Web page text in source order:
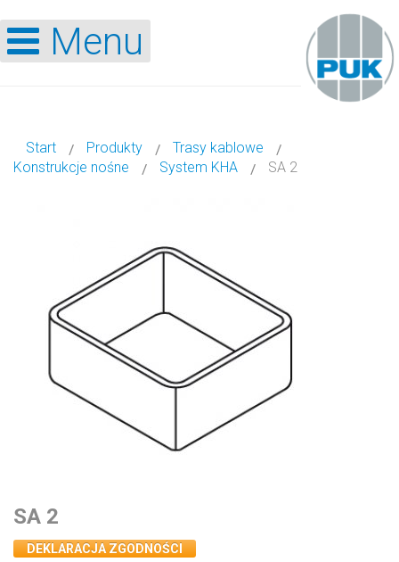
Menu
Start Produkty
Trasy kablowe
Konstrukcje nośne
System KHA SA 2
SA 2
DEKLARACJA ZGODNOŚCI